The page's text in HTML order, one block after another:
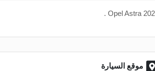
Opel Astra
موقع السيارة